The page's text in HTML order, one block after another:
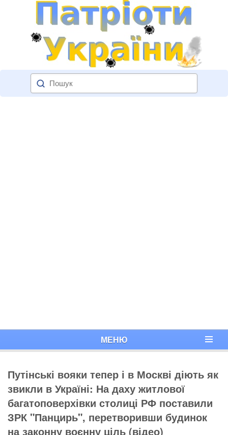
МЕНЮ
Путінські вояки тепер і в Москві діють як
звикли в Україні: На даху житлової
багатоповерхівки столиці РФ поставили
ЗРК "Панцирь", перетворивши будинок
на законну воєнну ціль (відео)